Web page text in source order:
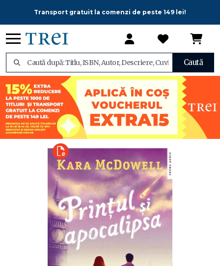
Transport gratuit la comenzi de peste 149 lei!
Caută